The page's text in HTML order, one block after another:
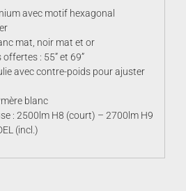
avec motif hexagonal
mat, noir mat et or
: 55” et 69”
avec contre-poids pour ajuster
blanc
: 2500lm H8 (court) – 2700lm H9
(incl.)